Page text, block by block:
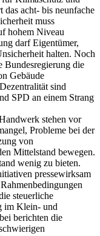
das acht- bis neunfache
muss
hohem Niveau
darf Eigentümer,
halten. Noch
Bundesregierung die
Gebäude
sind
SPD an einem Strang
stehen vor
Probleme bei der
von
Mittelstand bewegen.
wenig zu bieten.
pressewirksam
steuerliche
im Klein- und
berichten die